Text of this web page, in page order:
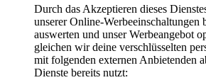
Durch das Akzeptieren dieses
unserer Online-Werbeeinschaltungen
auswerten und unser Werbeangebot
gleichen wir deine verschlüsselten
mit folgenden externen Anbietenden
Dienste bereits nutzt: